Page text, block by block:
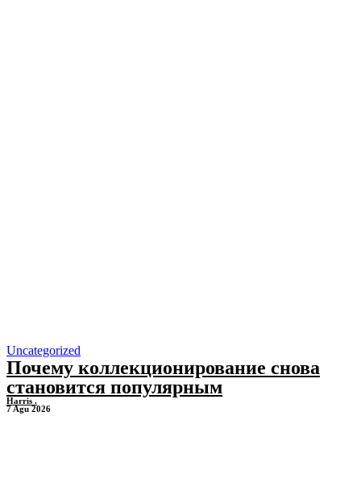
Uncategorized
Почему коллекционирование снова
становится популярным
Harris .
7 Agu 2026